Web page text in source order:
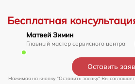
Бесплатная
Матвей Зимин
Главный мастер сервисного центра
Оставить
Нажимая на кнопку "Оставить заявку" Вы